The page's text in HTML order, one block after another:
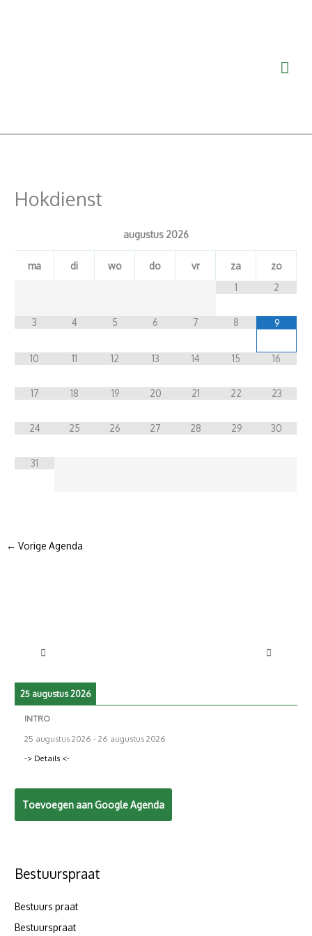
Hokdienst
augustus 2026
ma di wo do vr za
zo
1
2
3 4 5 6 7 8 9
10 11 12 13 14 15 16
17 18 19 20 21 22 23
24 25 26 27 28 29 30
31
← Vorige Agenda
25 augustus 2026
INTRO
25 augustus 2026 -26 augustus 2026
-> Details <-
Toevoegen aan Google Agenda
Bestuurspraat
Bestuurs praat
Bestuurspraat